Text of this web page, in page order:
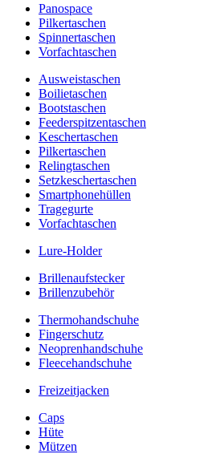
Panospace
Pilkertaschen
Spinnertaschen
Vorfachtaschen
Ausweistaschen
Boilietaschen
Bootstaschen
Feederspitzentaschen
Keschertaschen
Pilkertaschen
Relingtaschen
Setzkeschertaschen
Smartphonehüllen
Tragegurte
Vorfachtaschen
Lure-Holder
Brillenaufstecker
Brillenzubehör
Thermohandschuhe
Fingerschutz
Neoprenhandschuhe
Fleecehandschuhe
Freizeitjacken
Caps
Hüte
Mützen